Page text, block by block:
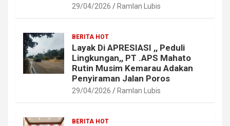
29/04/2026 Ramlan Lubis
BERITA HOT
Layak Di APRESIASI ,, Peduli
Lingkungan,, PT .APS Mahato
Rutin Musim Kemarau Adakan
Penyiraman Jalan Poros
29/04/2026 Ramlan Lubis
BERITA HOT